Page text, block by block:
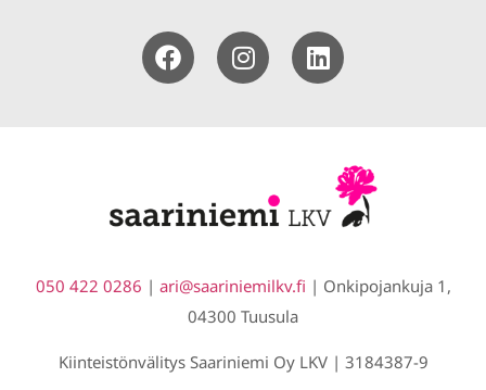
050 422 0286 | if.vk
limei
niraa
s@ira
| Onkipojankuja 1,
04300 Tuusula
Kiinteistönvälitys Saariniemi Oy LKV | 3184387-9